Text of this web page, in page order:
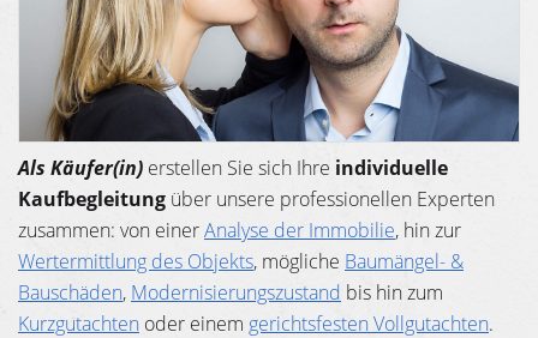
Als Käufer(in) erstellen Sie sich Ihre individuelle
Kaufbegleitung über unsere professionellen Experten
zusammen: von einerAnalyse der Immobilie, hin zur
Wertermittlung des Objekts, mögliche Baumängel- &
Bauschäden, Modernisierungszustand bis hin zum
Kurzgutachten oder einem gerichtsfesten Vollgutachten.